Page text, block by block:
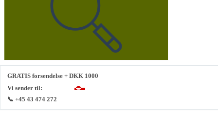
GRATIS forsendelse + DKK 1000
Vi sender til:
📞 +45 43 474 272